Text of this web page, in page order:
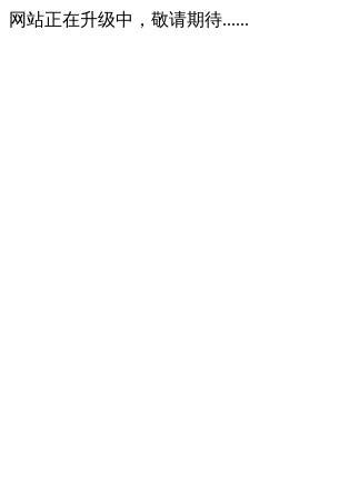
网站正在升级中，敬请期待......